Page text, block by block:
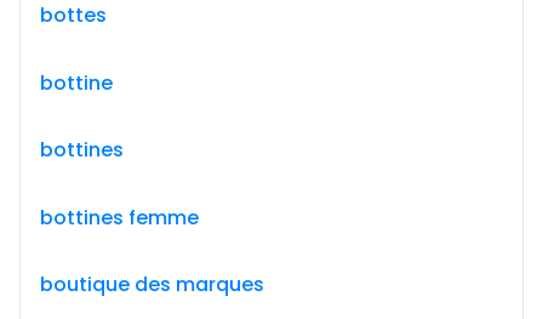
bottes
bottine
bottines
bottines femme
boutique des marques